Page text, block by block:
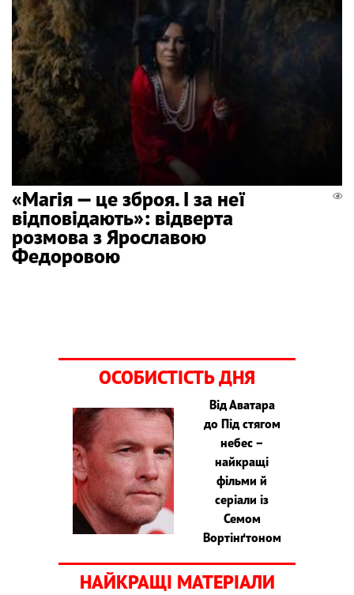
«Магія — це зброя. І за неї
відповідають»: відверта
розмова з Ярославою
Федоровою
ОСОБИСТІСТЬ ДНЯ
Від Аватара
до Під стягом
небес –
найкращі
фільми й
серіали із
Семом
Вортінґтоном
НАЙКРАЩІ МАТЕРІАЛИ